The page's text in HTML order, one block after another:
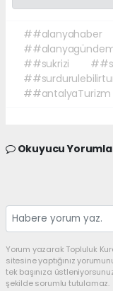
##alanyahaber
##sukrizi
##antalyaTurizm
Okuyucu
Yorum yazarak Topluluk
sitesine yaptığınız
tek başınıza
şekilde sorumlu tutulamaz.